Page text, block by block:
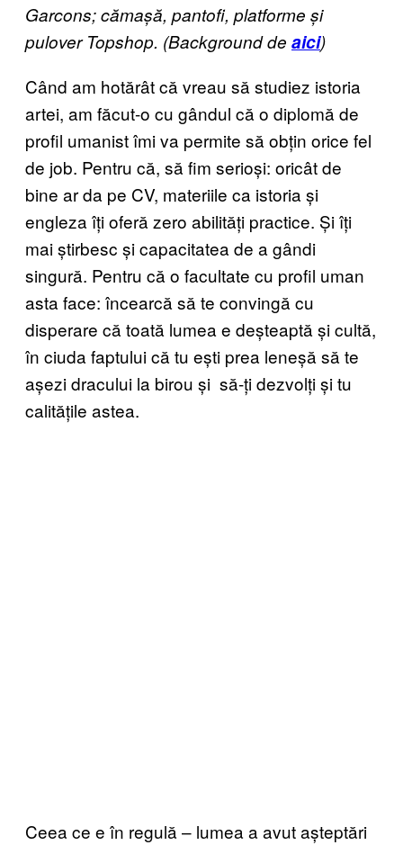
Garcons;cămașă, pantofi, platforme și
puloverTopshop. (Background de aici)
Când am hotărât că vreau să studiez istoria
artei, am făcut-o cu gândul că o diplomă de
profil umanist îmi va permite să obțin orice fel
de job. Pentru că, să fim serioși: oricât de
bine ar da pe CV, materiile ca istoria și
engleza îți oferă zero abilități practice. Și îți
mai știrbesc și capacitatea de a gândi
singură. Pentru că o facultate cu profil uman
asta face: încearcă să te convingă cu
disperare că toată lumea e deșteaptă și cultă,
în ciuda faptului că tu ești prea leneșă să te
așezi dracului la birou și să-ți dezvolți și tu
calitățile astea.
Ceea ce e în regulă – lumea a avut așteptări